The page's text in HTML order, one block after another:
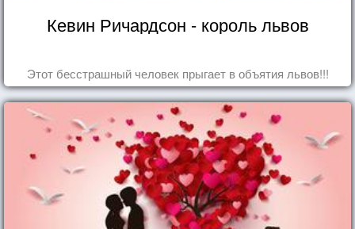
Кевин Ричардсон - король львов
Этот бесстрашный человек прыгает в объятия львов!!!